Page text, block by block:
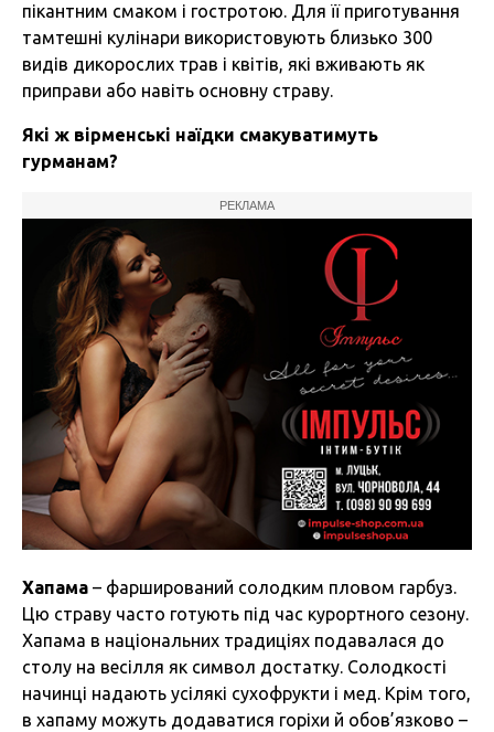
пікантним смаком і гостротою. Для її приготування
тамтешні кулінари використовують близько 300
видів дикорослих трав і квітів, які вживають як
приправи або навіть основну страву.
Які ж вірменські наїдки смакуватимуть
гурманам?
РЕКЛАМА
Хапама – фарширований солодким пловом гарбуз.
Цю страву часто готують під час курортного сезону.
Хапама в національних традиціях подавалася до
столу на весілля як символ достатку. Солодкості
начинці надають усілякі сухофрукти і мед. Крім того,
в хапаму можуть додаватися горіхи й обов’язково –